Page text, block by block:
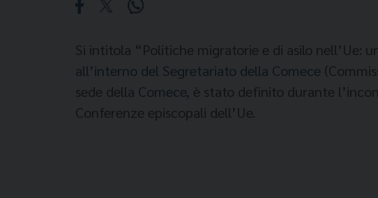
Si intitola “Politiche migratorie e di asilo nell’Ue:
all’interno del Segretariato della Comece
sede della Comece, è stato definito durante
Conferenze episcopali dell’Ue.